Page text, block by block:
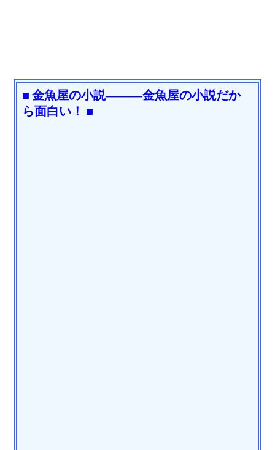
■ 金魚屋の小説―――金魚屋の小説だか
ら面白い！ ■